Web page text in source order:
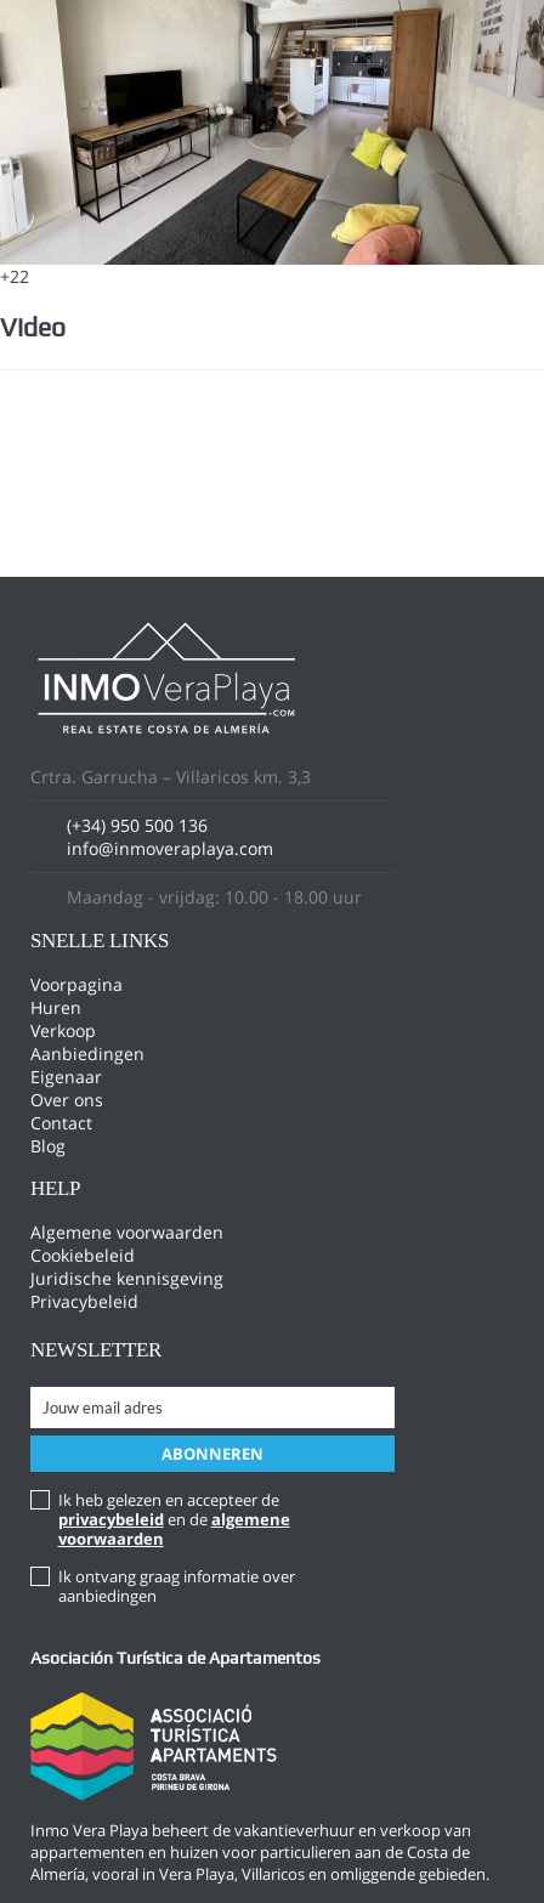
+22
Video
Crtra. Garrucha – Villaricos km. 3,3
(+34) 950 500 136
info@inmoveraplaya.com
Maandag - vrijdag: 10.00 - 18.00 uur
SNELLE LINKS
Voorpagina
Huren
Verkoop
Aanbiedingen
Eigenaar
Over ons
Contact
Blog
HELP
Algemene voorwaarden
Cookiebeleid
Juridische kennisgeving
Privacybeleid
NEWSLETTER
Ik heb gelezen en accepteer de
privacybeleiden dealgemene
voorwaarden
Ik ontvang graag informatie over
aanbiedingen
Asociación Turística de Apartamentos
Inmo Vera Playa beheert de vakantieverhuur en verkoop van
appartementen en huizen voor particulieren aan de Costa de
Almería, vooral in Vera Playa, Villaricos en omliggende gebieden.